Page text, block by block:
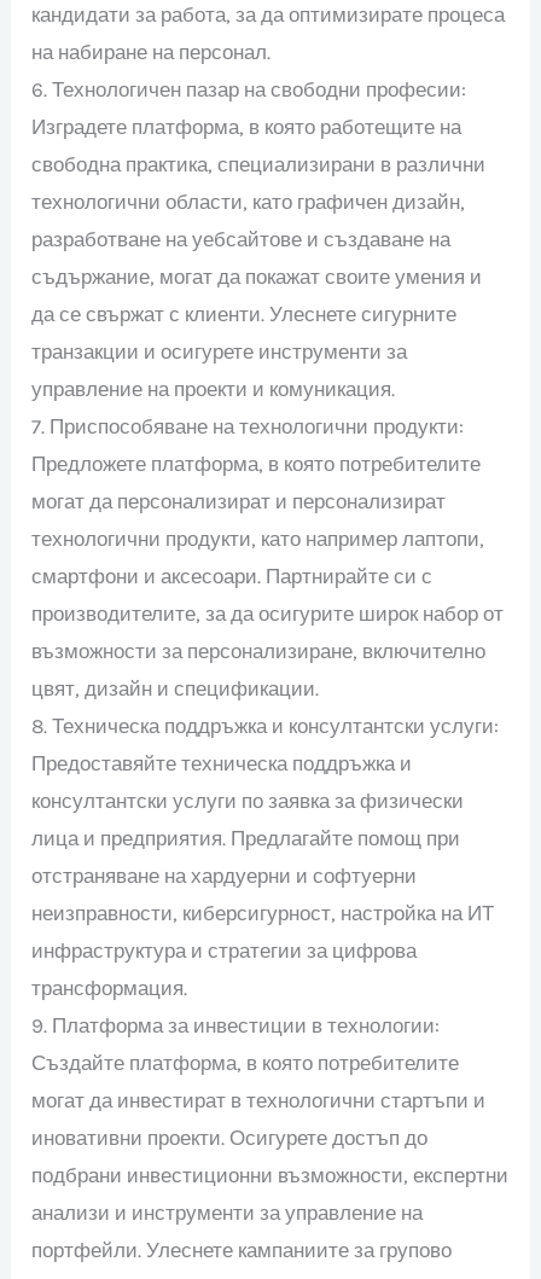
кандидати за работа, за да оптимизирате процеса
на набиране на персонал.
6. Технологичен пазар на свободни професии:
Изградете платформа, в която работещите на
свободна практика, специализирани в различни
технологични области, като графичен дизайн,
разработване на уебсайтове и създаване на
съдържание, могат да покажат своите умения и
да се свържат с клиенти. Улеснете сигурните
транзакции и осигурете инструменти за
управление на проекти и комуникация.
7. Приспособяване на технологични продукти:
Предложете платформа, в която потребителите
могат да персонализират и персонализират
технологични продукти, като например лаптопи,
смартфони и аксесоари. Партнирайте си с
производителите, за да осигурите широк набор от
възможности за персонализиране, включително
цвят, дизайн и спецификации.
8. Техническа поддръжка и консултантски услуги:
Предоставяйте техническа поддръжка и
консултантски услуги по заявка за физически
лица и предприятия. Предлагайте помощ при
отстраняване на хардуерни и софтуерни
неизправности, киберсигурност, настройка на ИТ
инфраструктура и стратегии за цифрова
трансформация.
9. Платформа за инвестиции в технологии:
Създайте платформа, в която потребителите
могат да инвестират в технологични стартъпи и
иновативни проекти. Осигурете достъп до
подбрани инвестиционни възможности, експертни
анализи и инструменти за управление на
портфейли. Улеснете кампаниите за групово